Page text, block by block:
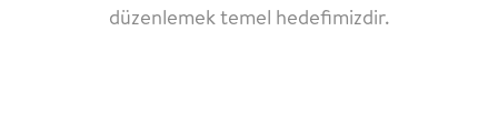
düzenlemek temel hedefimizdir.